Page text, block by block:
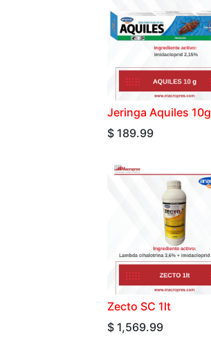
Jeringa Aquiles 10g
$ 189.99
Zecto SC 1lt
$ 1,569.99